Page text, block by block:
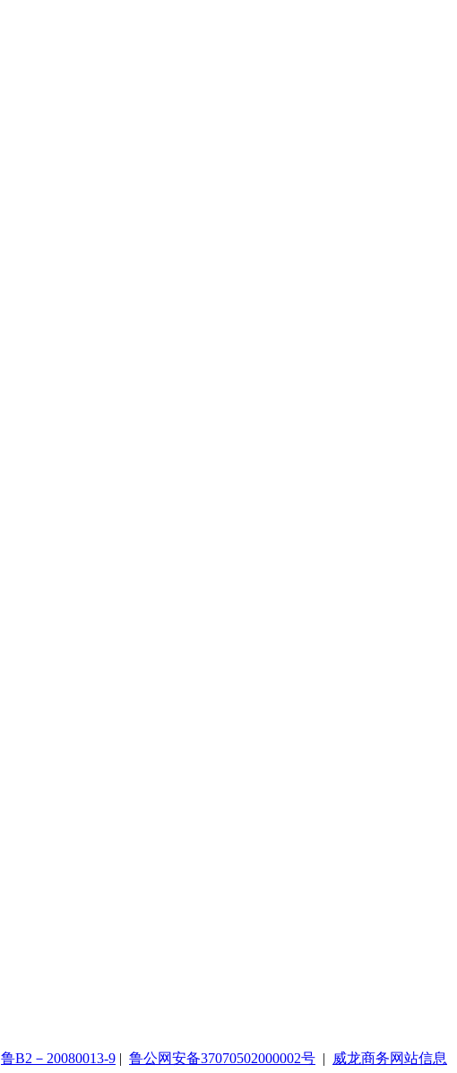
鲁B2－20080013-9 | 鲁公网安备37070502000002号 |
威龙商务网站信息